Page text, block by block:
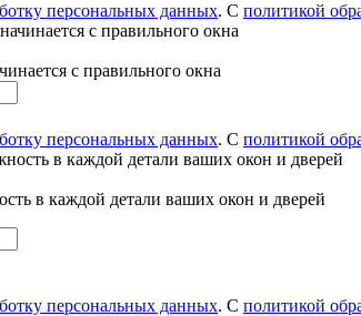
персональных данных. С политикой
с правильного окна
персональных данных. С политикой
в каждой детали ваших окон и дверей
персональных данных. С политикой